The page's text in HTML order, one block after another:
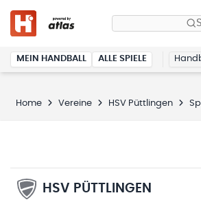
MEIN HANDBALL ALLE SPIELE
Home Vereine HSV Püttlingen
HSV PÜTTLINGEN